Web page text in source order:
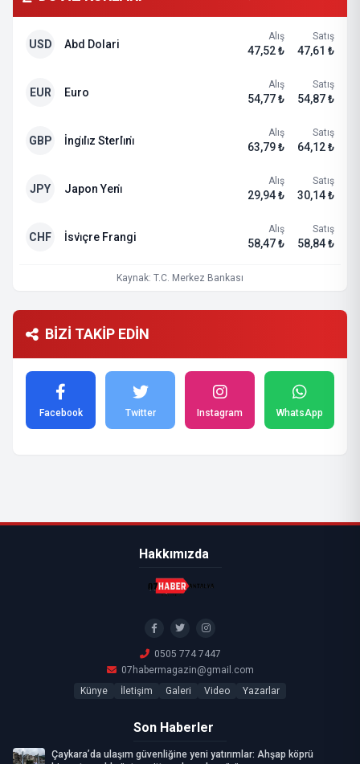
USD Abd Dolari
Alış
47,52 ₺
Satış
47,61 ₺
EUR Euro
Alış
54,77 ₺
Satış
54,87 ₺
GBP İngi̇li̇z Sterli̇ni̇
Alış
63,79 ₺
Satış
64,12 ₺
JPY Japon Yeni̇
Alış
29,94 ₺
Satış
30,14 ₺
CHF İsvi̇çre Frangi
Alış
58,47 ₺
Satış
58,84 ₺
Kaynak: T.C. Merkez Bankası
BİZİ TAKİP EDİN
Facebook Twitter Instagram WhatsApp
Hakkımızda
0505 774 7447
07habermagazin@gmail.com
Künye
İletişim Galeri Video Yazarlar
Son Haberler
Çaykara’da ulaşım güvenliğine yeni yatırımlar: Ahşap köprü